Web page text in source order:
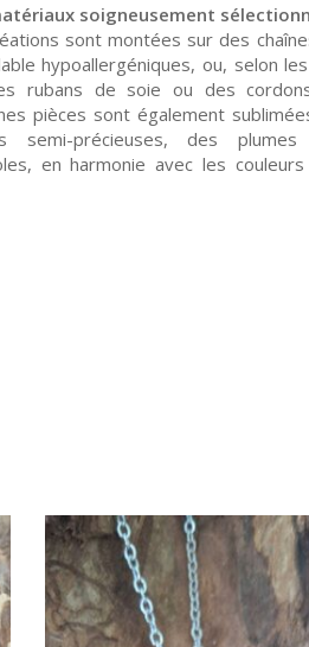
soigneusement
sont montées sur des
hypoallergéniques, ou, selon
rubans de soie ou des
pièces sont également
semi-précieuses, des
en harmonie avec les